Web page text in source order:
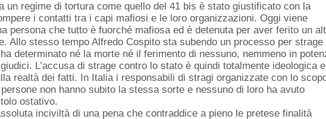
un regime di tortura come quello del 41 bis è stato giustificato con la
i contatti tra i capi mafiosi e le loro organizzazioni. Oggi viene
persona che tutto è fuorché mafiosa ed è detenuta per aver ferito un
Allo stesso tempo Alfredo Cospito sta subendo un processo per strage
ha determinato né la morte né il ferimento di nessuno, nemmeno in
L’accusa di strage contro lo stato è quindi totalmente ideologica e
realtà dei fatti. In Italia i responsabili di stragi organizzate con lo
non hanno subito la stessa sorte e nessuno di loro ha avuto
ostativo.
inciviltà di una pena che contraddice a pieno le pretese finalità